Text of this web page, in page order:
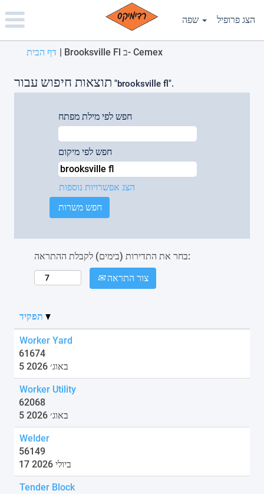
note:
This
website
includes
accessibility
system.
הצג פרופיל
דף הבית | Brooksville Fl ב- Cemex(דף
תוצאות חיפוש עבור "brooksville fl".
חפש לפי מילת מפתח
חפש לפי מיקום
הצג אפשרויות נוספות
בחר את התדירות (בימים) לקבלת ההתראה:
צור התראה
Worker Yard
61674
5 באוג׳ 2026
Worker Utility
62068
5 באוג׳ 2026
Welder
56149
17 ביולי 2026
Tender Block